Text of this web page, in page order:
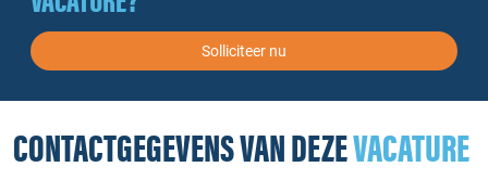
Solliciteer nu
CONTACTGEGEVENS VAN DEZEVACATURE